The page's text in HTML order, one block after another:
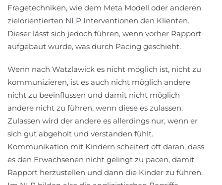
Fragetechniken, wie dem Meta Modell oder anderen
zielorientierten NLP Interventionen den Klienten.
Dieser lässt sich jedoch führen, wenn vorher Rapport
aufgebaut wurde, was durch Pacing geschieht.
Wenn nach Watzlawick es nicht möglich ist, nicht zu
kommunizieren, ist es auch nicht möglich andere
nicht zu beeinflussen und damit nicht möglich
andere nicht zu führen, wenn diese es zulassen.
Zulassen wird der andere es allerdings nur, wenn er
sich gut abgeholt und verstanden fühlt.
Kommunikation mit Kindern scheitert oft daran, dass
es den Erwachsenen nicht gelingt zu pacen, damit
Rapport herzustellen und dann die Kinder zu führen.